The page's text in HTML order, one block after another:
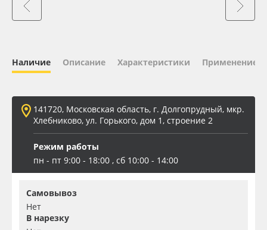
ПЭТ бэклит
Баннер
Заготовки для сувениров
Наличие Описание Характеристики Применение
141720, Московская область, г. Долгопрудный, мкр.
Хлебниково, ул. Горького, дом 1, строение 2
Режим работы
пн - пт 9:00 - 18:00 , сб 10:00 - 14:00
Самовывоз
Нет
В нарезку